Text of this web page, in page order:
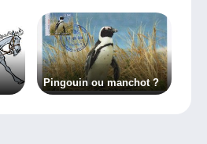
Pingouin ou manchot ?